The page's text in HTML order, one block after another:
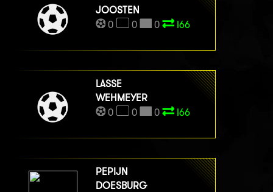
JOOSTEN
0
0 0 I66
LASSE
WEHMEYER
0
0 0 I66
PEPIJN
DOESBURG